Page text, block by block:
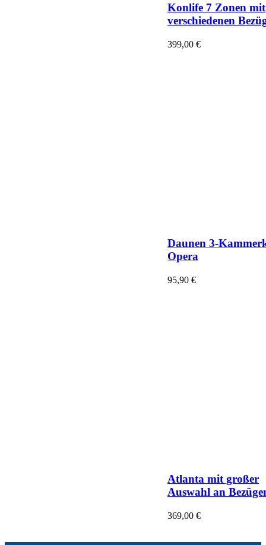
Konlife 7 Zonen mit
verschiedenen
399,00 €
Daunen 3-
Opera
95,90 €
Atlanta mit großer
Auswahl an
369,00 €